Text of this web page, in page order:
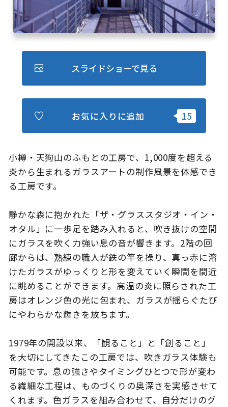
旅のテーマで探す
キュンちゃんの部屋
さっぽろ圏e旅ギフト
お気に入り 事業者の皆さまへ
このサイトについて 観光資料
動画ライブラリー フォトライブラリー
お問い合わせ
Languages
小樽・天狗山のふもとの工房で、1,000度を超える
炎から生まれるガラスアートの制作風景を体感でき
る工房です。
静かな森に抱かれた「ザ・グラススタジオ・イン・
オタル」に一歩足を踏み入れると、吹き抜けの空間
にガラスを吹く力強い息の音が響きます。2階の回
廊からは、熟練の職人が鉄の竿を操り、真っ赤に溶
けたガラスがゆっくりと形を変えていく瞬間を間近
に眺めることができます。高温の炎に照らされた工
房はオレンジ色の光に包まれ、ガラスが揺らぐたび
にやわらかな輝きを放ちます。
1979年の開設以来、「観ること」と「創ること」
を大切にしてきたこの工房では、吹きガラス体験も
可能です。息の強さやタイミングひとつで形が変わ
る繊細な工程は、ものづくりの奥深さを実感させて
くれます。色ガラスを組み合わせて、自分だけのグ
スライドショーで見る
お気に入りに追加